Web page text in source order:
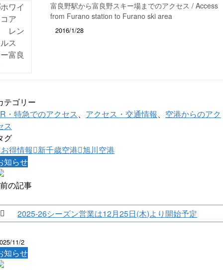
富良野駅から富良野スキー場までのアクセス / Access
from Furano station to Furano ski area
2016/1/28
テゴリー
・特急でのアクセス、 アクセス・交通情報、 空港からのアク
ス
グ
お得情報 新千歳空港 旭川空港
知らせ
前の記事
2025-26シーズン営業は12月25日(木)より開始予定
11/2
知らせ